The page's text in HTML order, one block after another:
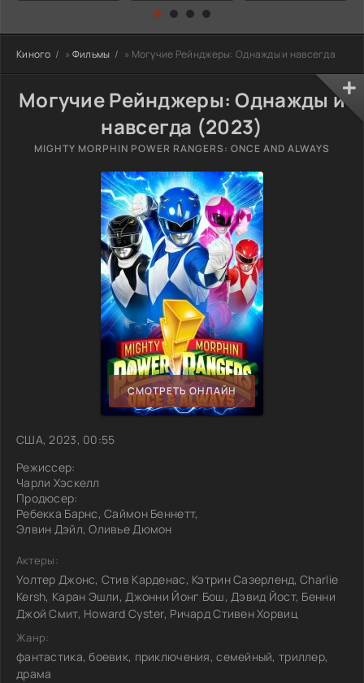
Киного » Фильмы » Могучие Рейнджеры: Однажды и навсегда
Могучие Рейнджеры: Однажды и
навсегда (2023)
MIGHTY MORPHIN POWER RANGERS: ONCE AND ALWAYS
СМОТРЕТЬ ОНЛАЙН
США, 2023, 00:55
Режиссер:
Чарли Хэскелл
Продюсер:
Ребекка Барнс, Саймон Беннетт,
Элвин Дэйл, Оливье Дюмон
Актеры:
Уолтер Джонс, Стив Карденас, Кэтрин Сазерленд, Charlie
Kersh, Каран Эшли, Джонни Йонг Бош, Дэвид Йост, Бенни
Джой Смит, Howard Cyster, Ричард Стивен Хорвиц
Жанр:
фантастика, боевик, приключения, семейный, триллер,
драма